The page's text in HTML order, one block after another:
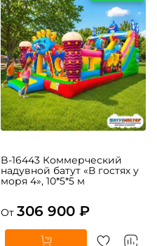
В НАЛИЧИИ
5
надувной батут «В гостях у
моря 4», 10*5*5 м